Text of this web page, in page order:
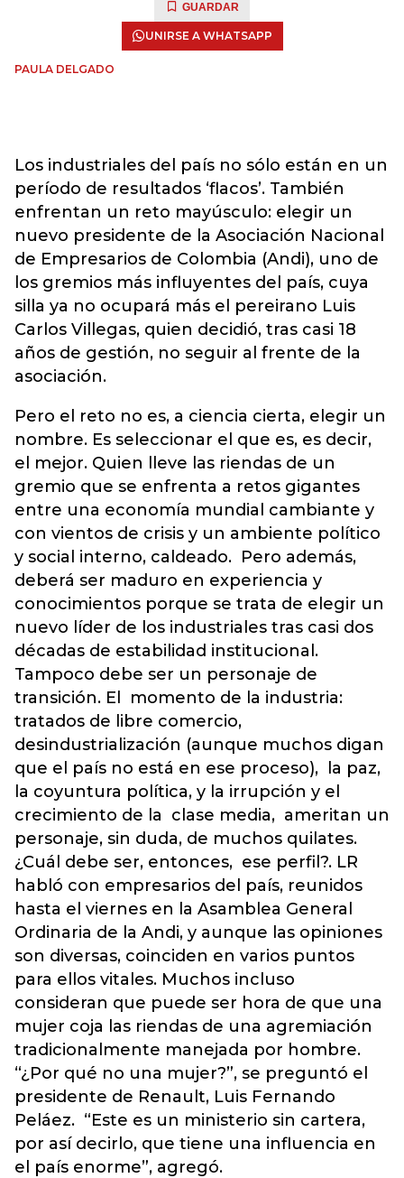
GUARDAR
UNIRSE A WHATSAPP
PAULA DELGADO
Los industriales del país no sólo están en un
período de resultados ‘flacos’. También
enfrentan un reto mayúsculo: elegir un
nuevo presidente de la Asociación Nacional
de Empresarios de Colombia (Andi), uno de
los gremios más influyentes del país, cuya
silla ya no ocupará más el pereirano Luis
Carlos Villegas, quien decidió, tras casi 18
años de gestión, no seguir al frente de la
asociación.
Pero el reto no es, a ciencia cierta, elegir un
nombre. Es seleccionar el que es, es decir,
el mejor. Quien lleve las riendas de un
gremio que se enfrenta a retos gigantes
entre una economía mundial cambiante y
con vientos de crisis y un ambiente político
y social interno, caldeado. Pero además,
deberá ser maduro en experiencia y
conocimientos porque se trata de elegir un
nuevo líder de los industriales tras casi dos
décadas de estabilidad institucional.
Tampoco debe ser un personaje de
transición. El momento de la industria:
tratados de libre comercio,
desindustrialización (aunque muchos digan
que el país no está en ese proceso), la paz,
la coyuntura política, y la irrupción y el
crecimiento de la clase media, ameritan un
personaje, sin duda, de muchos quilates.
¿Cuál debe ser, entonces, ese perfil?. LR
habló con empresarios del país, reunidos
hasta el viernes en la Asamblea General
Ordinaria de la Andi, y aunque las opiniones
son diversas, coinciden en varios puntos
para ellos vitales. Muchos incluso
consideran que puede ser hora de que una
mujer coja las riendas de una agremiación
tradicionalmente manejada por hombre.
“¿Por qué no una mujer?”, se preguntó el
presidente de Renault, Luis Fernando
Peláez. “Este es un ministerio sin cartera,
por así decirlo, que tiene una influencia en
el país enorme”, agregó.